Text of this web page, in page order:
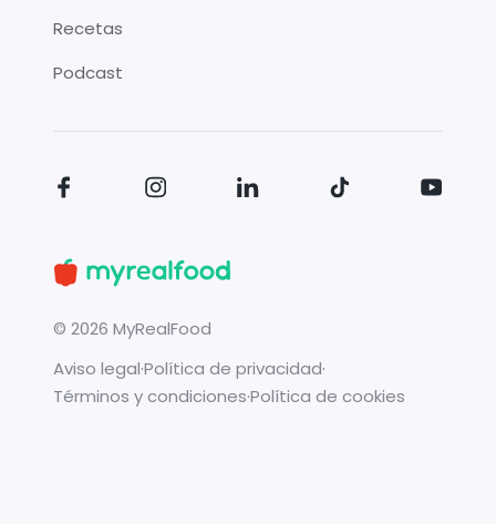
Recetas
Podcast
© 2026 MyRealFood
Aviso legal·Política de privacidad·
Términos y condiciones·Política de cookies